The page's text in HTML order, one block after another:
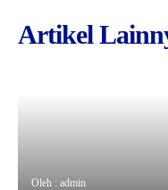
Artikel
Oleh : admin